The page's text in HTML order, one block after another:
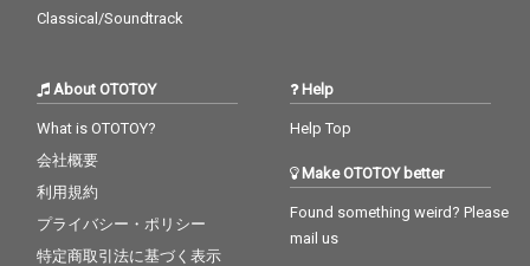
Classical/Soundtrack
About OTOTOY
What is OTOTOY?
会社概要
利用規約
プライバシー・ポリシー
特定商取引法に基づく表示
Help
Help Top
Make OTOTOY better
Found something weird? Please
mail us